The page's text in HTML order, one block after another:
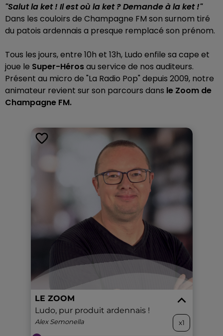
"Salut la ket ! Il est où la ket ? Demande à la ket !"
Dans les couloirs de Champagne FM son surnom tiré
du patois ardennais a presque remplacé son prénom.
Tous les jours, entre 10h et 13h, Ludo enfile sa cape et
joue le Super-Hérosau service de nos auditeurs.
Présent au micro de "La Radio Pop" depuis 2009, notre
animateur revient sur son parcours dans le Zoom de
Champagne FM.